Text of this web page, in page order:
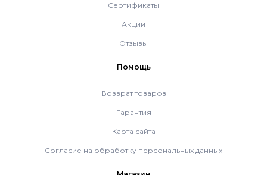
Сертификаты
Акции
Отзывы
Помощь
Возврат товаров
Гарантия
Карта сайта
Согласие на обработку персональных данных